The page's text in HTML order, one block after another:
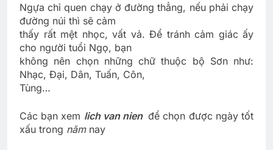
Ngựa chỉ quen chạy ở đường thẳng, nếu phải chạy
đường núi thì sẽ cảm
thấy rất mệt nhọc, vất vả. Để tránh cảm giác ấy
cho người tuổi Ngọ, bạn
không nên chọn những chữ thuộc bộ Sơn như:
Nhạc, Đại, Dân, Tuấn, Côn,
Tùng…
Các bạn xem lich van nien để chọn được ngày tốt
xấu trong nămnay